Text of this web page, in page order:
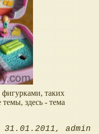
таких
здесь - тема
31.01.2011 admin